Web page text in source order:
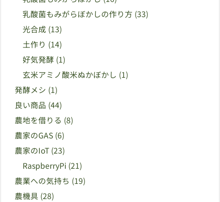
乳酸菌もみがらぼかしの作り方 (33)
光合成 (13)
土作り (14)
好気発酵 (1)
玄米アミノ酸米ぬかぼかし (1)
発酵メシ (1)
良い商品 (44)
農地を借りる (8)
農家のGAS (6)
農家のIoT (23)
RaspberryPi (21)
農業への気持ち (19)
農機具 (28)